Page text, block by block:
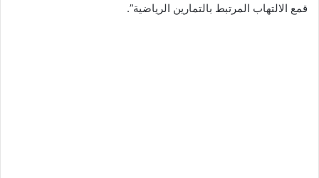
قمع الالتهاب المرتبط بالتمارين الرياضية”.